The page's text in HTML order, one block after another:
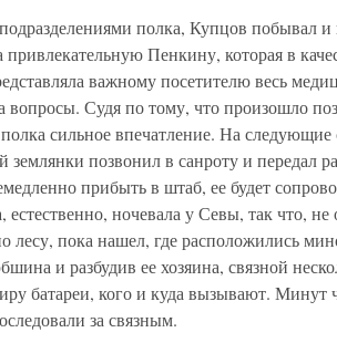
полка, Купцов побывал
Пенкину, которая в
важному посетителю весь
вопросы. Судя по тому, что произошло
сильное впечатление. На
позвонил в санроту и передал
прибыть в штаб, ее будет
ночевала у Севы, так что, не
лесу, пока нашел, где расположились
и разбудив ее хозяина, связной
батареи, кого и куда вызывают. Минут
за связным.